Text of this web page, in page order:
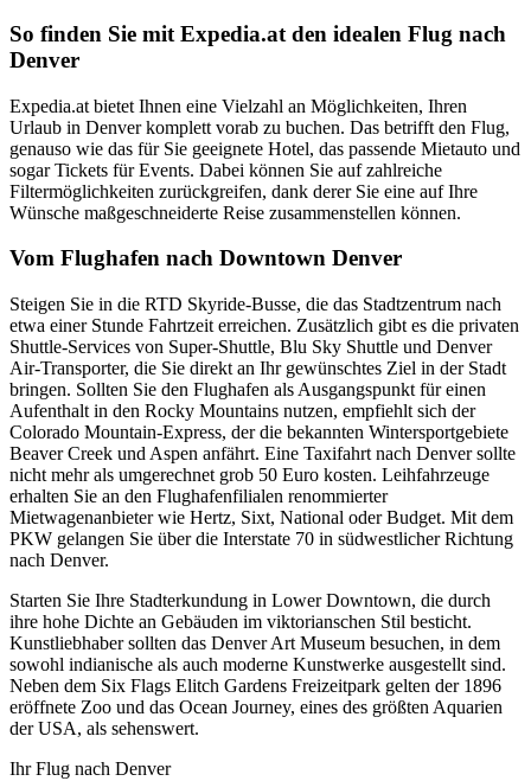
So finden Sie mit Expedia.at den idealen Flug nach
Denver
Expedia.at bietet Ihnen eine Vielzahl an Möglichkeiten, Ihren
Urlaub in Denver komplett vorab zu buchen. Das betrifft den Flug,
genauso wie das für Sie geeignete Hotel, das passende Mietauto und
sogar Tickets für Events. Dabei können Sie auf zahlreiche
Filtermöglichkeiten zurückgreifen, dank derer Sie eine auf Ihre
Wünsche maßgeschneiderte Reise zusammenstellen können.
Vom Flughafen nach Downtown Denver
Steigen Sie in die RTD Skyride-Busse, die das Stadtzentrum nach
etwa einer Stunde Fahrtzeit erreichen. Zusätzlich gibt es die privaten
Shuttle-Services von Super-Shuttle, Blu Sky Shuttle und Denver
Air-Transporter, die Sie direkt an Ihr gewünschtes Ziel in der Stadt
bringen. Sollten Sie den Flughafen als Ausgangspunkt für einen
Aufenthalt in den Rocky Mountains nutzen, empfiehlt sich der
Colorado Mountain-Express, der die bekannten Wintersportgebiete
Beaver Creek und Aspen anfährt. Eine Taxifahrt nach Denver sollte
nicht mehr als umgerechnet grob 50 Euro kosten. Leihfahrzeuge
erhalten Sie an den Flughafenfilialen renommierter
Mietwagenanbieter wie Hertz, Sixt, National oder Budget. Mit dem
PKW gelangen Sie über die Interstate 70 in südwestlicher Richtung
nach Denver.
Starten Sie Ihre Stadterkundung in Lower Downtown, die durch
ihre hohe Dichte an Gebäuden im viktorianschen Stil besticht.
Kunstliebhaber sollten das Denver Art Museum besuchen, in dem
sowohl indianische als auch moderne Kunstwerke ausgestellt sind.
Neben dem Six Flags Elitch Gardens Freizeitpark gelten der 1896
eröffnete Zoo und das Ocean Journey, eines des größten Aquarien
der USA, als sehenswert.
Ihr Flug nach Denver